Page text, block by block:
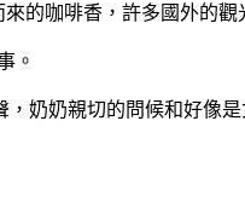
的咖啡香，許多國外的
。
奶奶親切的問候和好像